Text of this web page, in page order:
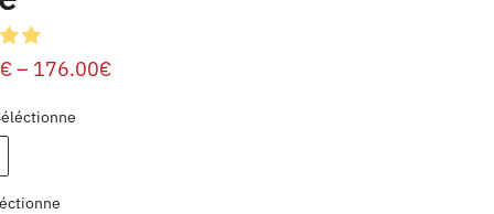
€– 176.00€